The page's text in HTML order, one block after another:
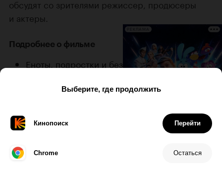
обсудят со зрителями режиссер, продюсеры
и актеры.
Подробнее о фильме
Еноты, подростки и безымянный наукоград:
Купите билеты на этот фильм на